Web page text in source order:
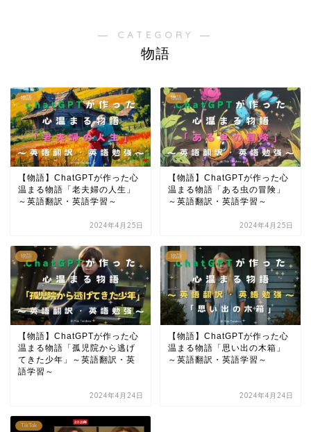
― CATEGORY ―
物語
物語
【物語】ChatGPTが作った心
温まる物語「老夫婦の人生」
～英語翻訳・英語学習～
2024年4月25日
物語
【物語】ChatGPTが作った心
温まる物語「ある虫の冒険」
～英語翻訳・英語学習～
2024年4月25日
物語
【物語】ChatGPTが作った心
温まる物語「孤児院から逃げ
てきた少年」～英語翻訳・英
語学習～
2024年4月24日
物語
【物語】ChatGPTが作った心
温まる物語「思い出の木箱」
～英語翻訳・英語学習～
2024年4月24日
TikTok